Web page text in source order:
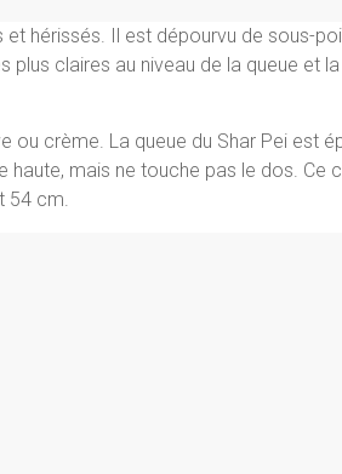
hérissés. Il est dépourvu de sous-
plus claires au niveau de la queue et
ou crème. La queue du Shar Pei est
haute, mais ne touche pas le dos. Ce
54 cm.